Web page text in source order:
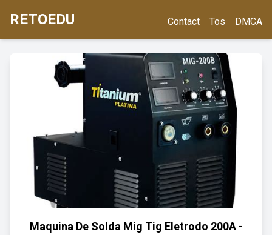
RETOEDU Contact Tos DMCA
Maquina De Solda Mig Tig Eletrodo 200A -